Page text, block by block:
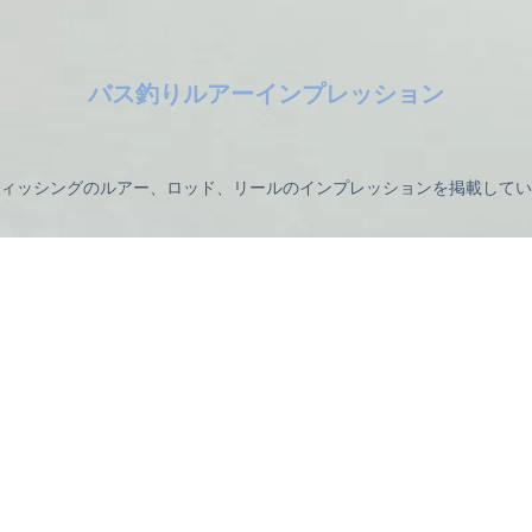
バス釣りルアーインプレッション
ッシングのルアー、ロッド、リールのインプレッションを掲載して